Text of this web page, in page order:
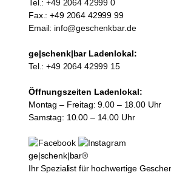
Tel.: +49 2064 42999 0
Fax.: +49 2064 42999 99
Email: info@geschenkbar.de
ge|schenk|bar Ladenlokal:
Tel.: +49 2064 42999 15
Öffnungszeiten Ladenlokal:
Montag – Freitag: 9.00 – 18.00 Uhr
Samstag: 10.00 – 14.00 Uhr
ge|schenk|bar®
Ihr Spezialist für hochwertige